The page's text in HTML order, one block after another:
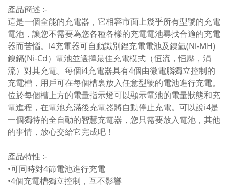
產品簡述 :-
這是一個全能的充電器，它相容市面上幾乎所有型號的充電
電池，讓您不需要為您各種各樣的充電電池尋找合適的充電
器而苦惱。i4充電器可自動識別鋰充電電池及鎳氫(Ni-MH)
鎳鎘(Ni-Cd）電池並選擇最佳充電模式（恒流，恒壓，涓
流）對其充電。每個i4充電器具有4個由微電腦獨立控制的
充電槽，用戶可在每個槽裏放入任意型號的電池進行充電。
位於每個槽上方的電量指示燈可以顯示電池的電量狀態和充
電進程，在電池充滿後充電器將自動停止充電。可以說i4是
一個獨特的全自動的智慧充電器，您只需要放入電池，其他
的事情，放心交給它完成吧！
產品特性 :-
•可同時對4節電池進行充電
•4個充電槽獨立控制，互不影響